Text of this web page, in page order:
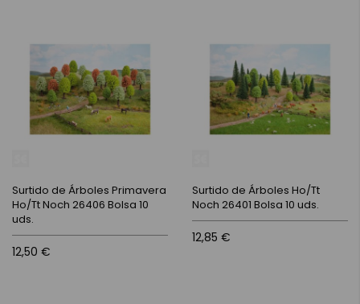
Surtido de Árboles Primavera
Ho/Tt Noch 26406 Bolsa 10
uds.
12,50 €
Surtido de Árboles Ho/Tt
Noch 26401 Bolsa 10 uds.
12,85 €